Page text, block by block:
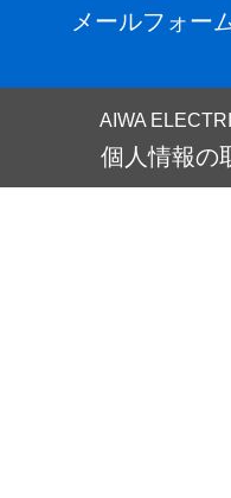
メールフォー
AIWA
個人情報の